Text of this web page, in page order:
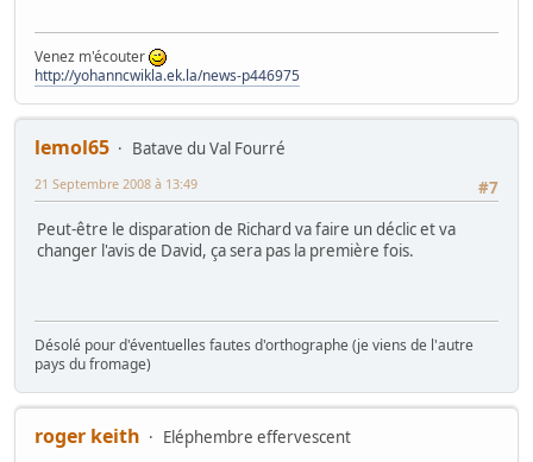
Venez m'écouter
http://yohanncwikla.ek.la/news-p446975
lemol65
Batave du Val Fourré
#7
21 Septembre 2008 à 13:49
Peut-être le disparation de Richard va faire un déclic et va
changer l'avis de David, ça sera pas la première fois.
Désolé pour d'éventuelles fautes d'orthographe (je viens de l'autre
pays du fromage)
roger keith
Eléphembre effervescent